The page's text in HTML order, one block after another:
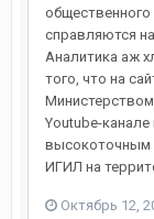
общественного
справляются
Аналитика аж
того, что на
Youtube-
высокоточным
ИГИЛ на
Октябрь 12,